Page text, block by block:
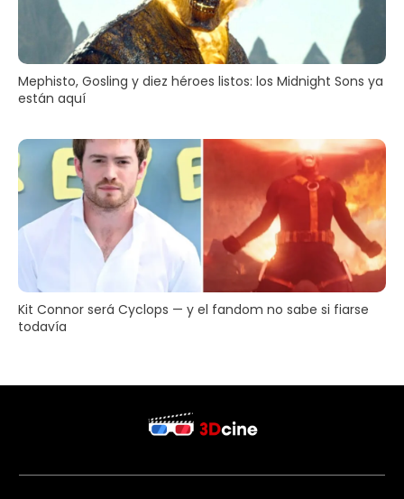
Mephisto, Gosling y diez héroes listos: los Midnight Sons ya
están aquí
Kit Connor será Cyclops — y el fandom no sabe si fiarse
todavía